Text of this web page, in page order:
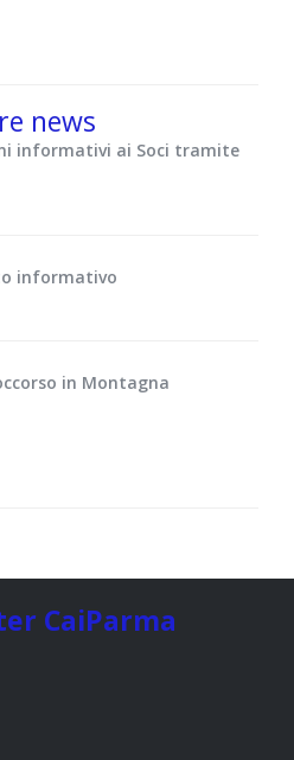
news
informativi ai Soci tramite
informativo
in Montagna
CaiParma